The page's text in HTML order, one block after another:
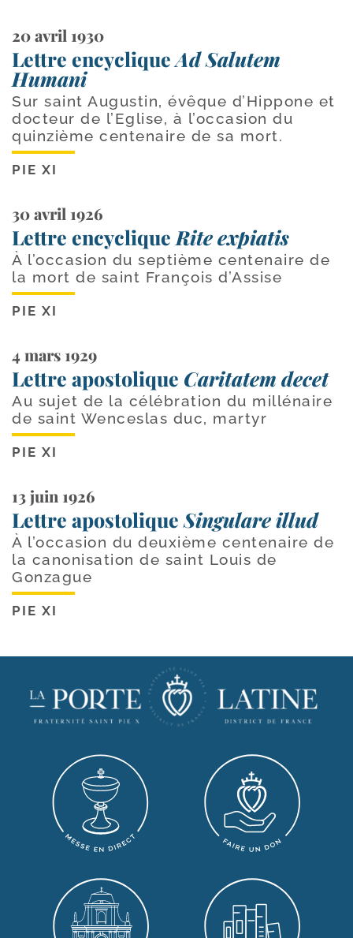
20 avril 1930
Lettre encycliqueAd Salutem
Humani
Sur saint Augustin, évêque d’Hippone et
docteur de l’Eglise, à l’occasion du
quinzième centenaire de sa mort.
PIE XI
30 avril 1926
Lettre encyclique Rite expiatis
À l’occasion du septième centenaire de
la mort de saint François d’Assise
PIE XI
4 mars 1929
Lettre apostolique Caritatem decet
Au sujet de la célébration du millénaire
de saint Wenceslas duc, martyr
PIE XI
13 juin 1926
Lettre apostoliqueSingulare illud
À l’occasion du deuxième centenaire de
la canonisation de saint Louis de
Gonzague
PIE XI